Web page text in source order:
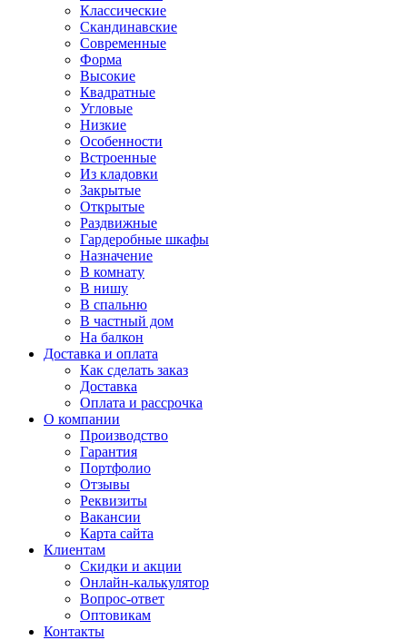
Классические
Скандинавские
Современные
Форма
Высокие
Квадратные
Угловые
Низкие
Особенности
Встроенные
Из кладовки
Закрытые
Открытые
Раздвижные
Гардеробные шкафы
Назначение
В комнату
В нишу
В спальню
В частный дом
На балкон
Доставка и оплата
Как сделать заказ
Доставка
Оплата и рассрочка
О компании
Производство
Гарантия
Портфолио
Отзывы
Реквизиты
Вакансии
Карта сайта
Клиентам
Скидки и акции
Онлайн-калькулятор
Вопрос-ответ
Оптовикам
Контакты